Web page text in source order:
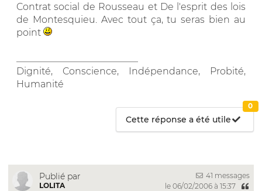
Contrat social de Rousseau et De l'esprit des lois
de Montesquieu. Avec tout ça, tu seras bien au
point
Dignité, Conscience, Indépendance, Probité,
Humanité
Cette réponse a été utile
0
Publié par
LOLITA
41 messages
le 06/02/2006 à 15:37